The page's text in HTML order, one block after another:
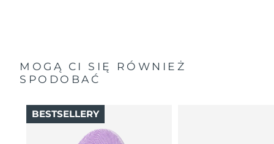
MOGĄ CI SIĘ RÓWNIEŻ
SPODOBAĆ
BESTSELLERY